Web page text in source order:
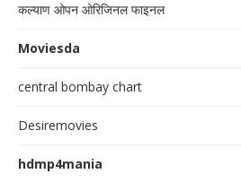
कल्याण ओपन ओरिजिनल फाइनल
Moviesda
central bombay chart
Desiremovies
hdmp4mania